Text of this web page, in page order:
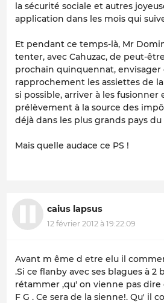
la sécurité sociale et autres
application dans les mois qui
Et pendant ce temps-là, Mr
tenter, avec Cahuzac, de peut-
prochain quinquennat,
rapprochement les assiettes de la
si possible, arriver à les fusionner
prélèvement à la source des
déjà dans les plus grands pays
Mais quelle audace ce PS !
caius lapsus
12 février 2012 à 19:22:09
Avant m ême d etre elu il
.Si ce flanby avec ses blagues à 2
rétammer ,qu' on vienne pas dire
F G . Ce sera de la sienne!. Qu' il